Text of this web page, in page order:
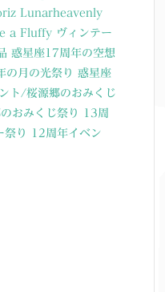
Lunarheavenly
a Fluffy ヴィンテー
惑星座17周年の空想
の月の光祭り
惑星座
ト/桜源郷のおみくじ
おみくじ祭り
13周
祭り
12周年イベン